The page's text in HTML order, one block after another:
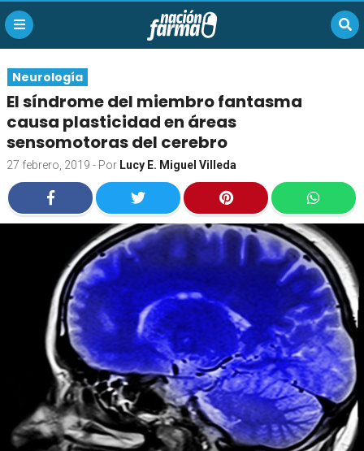
Neurología
El síndrome del miembro fantasma
causa plasticidad en áreas
sensomotoras del cerebro
27 febrero, 2019 - Por Lucy E. Miguel Villeda